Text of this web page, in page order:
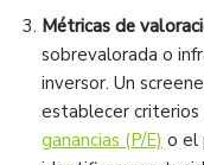
Métricas de
sobrevalorada o
inversor. Un
establecer criterios
ganancias (P/E) o el